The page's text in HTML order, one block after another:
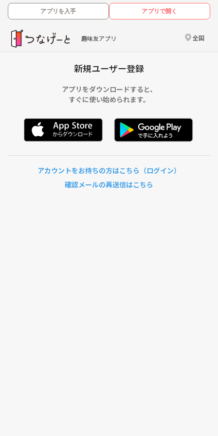
アプリを入手 アプリで開く
趣味友アプリ 全国
新規ユーザー登録
アプリをダウンロードすると、
すぐに使い始められます。
アカウントをお持ちの方はこちら（ログイン）
確認メールの再送信はこちら